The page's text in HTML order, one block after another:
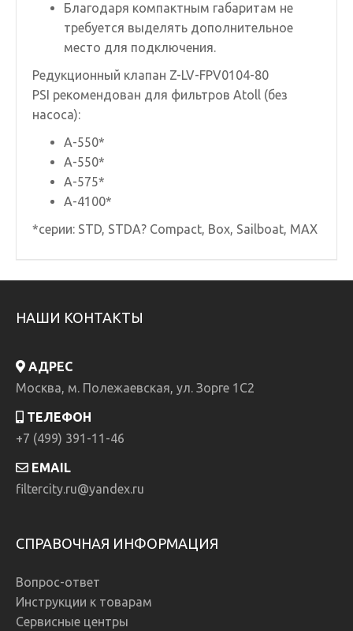
Благодаря компактным габаритам не
требуется выделять дополнительное
место для подключения.
Редукционный клапан Z-LV-FPV0104-80
PSI рекомендован для фильтров Atoll (без
насоса):
A-550*
A-550*
A-575*
A-4100*
*серии: STD, STDA? Compact, Box, Sailboat, MAX
НАШИ КОНТАКТЫ
АДРЕС
Москва, м. Полежаевская, ул. Зорге 1C2
ТЕЛЕФОН
+7 (499) 391-11-46
EMAIL
filtercity.ru@yandex.ru
СПРАВОЧНАЯ ИНФОРМАЦИЯ
Вопрос-ответ
Инструкции к товарам
Сервисные центры